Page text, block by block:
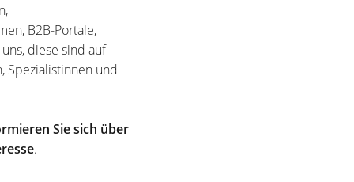
B2B-Portale,
diese sind auf
Spezialistinnen und
Sie sich über
.